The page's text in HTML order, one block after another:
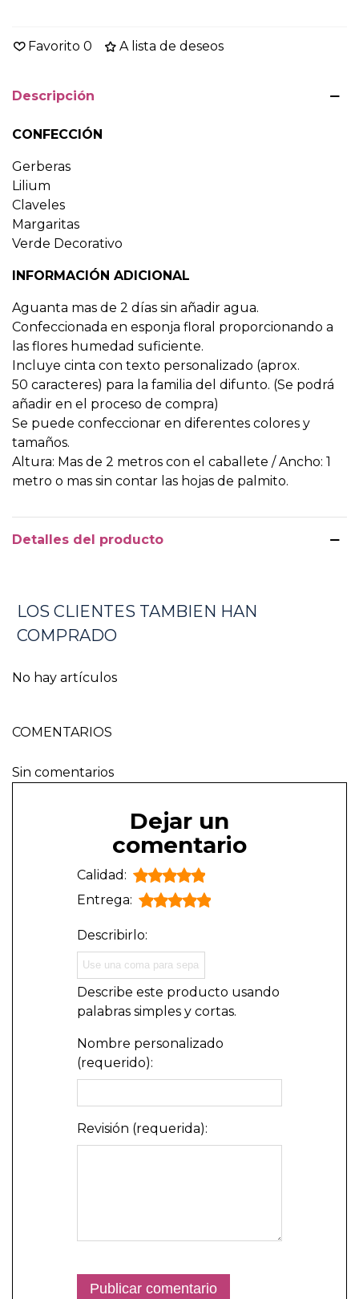
Favorito 0 A lista de deseos
Descripción
CONFECCIÓN
Gerberas
Lilium
Claveles
Margaritas
Verde Decorativo
INFORMACIÓN ADICIONAL
Aguanta mas de 2 días sin añadir agua.
Confeccionada en esponja floral proporcionando a
las flores humedad suficiente.
Incluye cinta con texto personalizado (aprox.
50 caracteres) para la familia del difunto. (Se podrá
añadir en el proceso de compra)
Se puede confeccionar en diferentes colores y
tamaños.
Altura: Mas de 2 metros con el caballete / Ancho: 1
metro o mas sin contar las hojas de palmito.
Detalles del producto
LOS CLIENTES TAMBIEN HAN
COMPRADO
No hay artículos
COMENTARIOS
Sin comentarios
Dejar un
comentario
Calidad:
Entrega:
Describirlo:
Describe este producto usando
palabras simples y cortas.
Nombre personalizado
(requerido):
Revisión (requerida):